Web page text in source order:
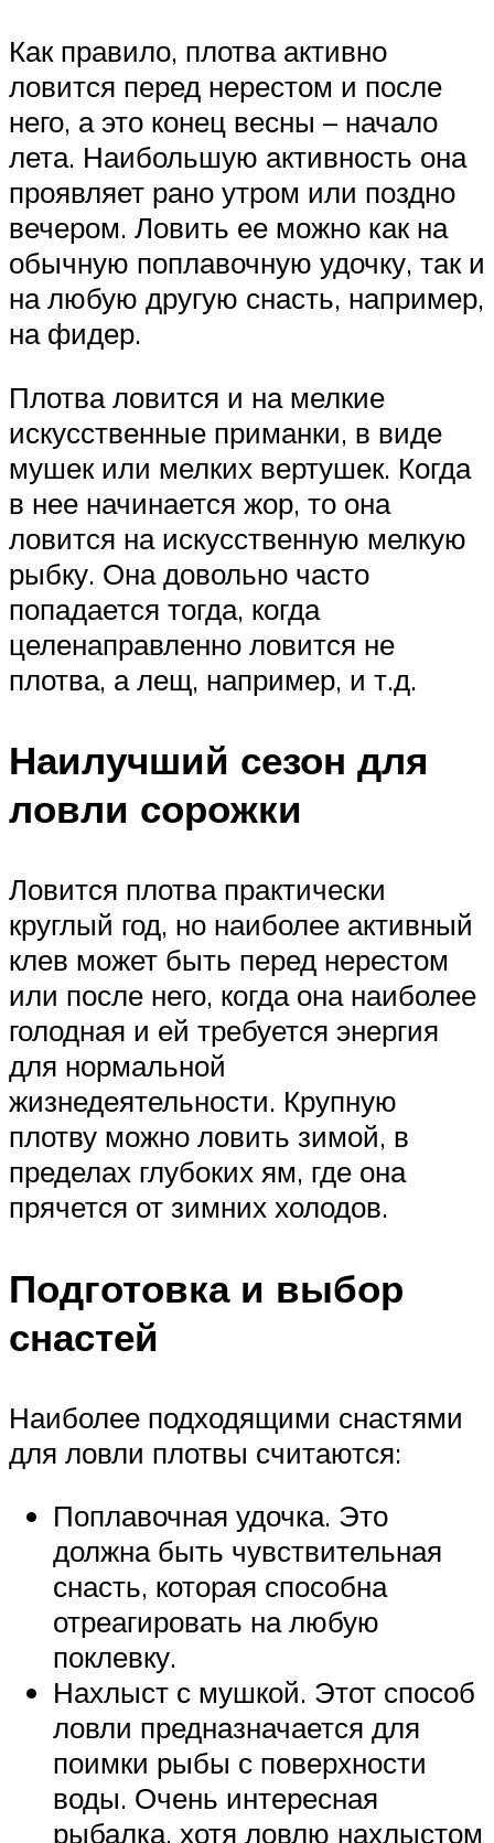
Как правило, плотва активно
ловится перед нерестом и после
него, а это конец весны – начало
лета. Наибольшую активность она
проявляет рано утром или поздно
вечером. Ловить ее можно как на
обычную поплавочную удочку, так и
на любую другую снасть, например,
на фидер.
Плотва ловится и на мелкие
искусственные приманки, в виде
мушек или мелких вертушек. Когда
в нее начинается жор, то она
ловится на искусственную мелкую
рыбку. Она довольно часто
попадается тогда, когда
целенаправленно ловится не
плотва, а лещ, например, и т.д.
Наилучший сезон для
ловли сорожки
Ловится плотва практически
круглый год, но наиболее активный
клев может быть перед нерестом
или после него, когда она наиболее
голодная и ей требуется энергия
для нормальной
жизнедеятельности. Крупную
плотву можно ловить зимой, в
пределах глубоких ям, где она
прячется от зимних холодов.
Подготовка и выбор
снастей
Наиболее подходящими снастями
для ловли плотвы считаются:
Поплавочная удочка. Это
должна быть чувствительная
снасть, которая способна
отреагировать на любую
поклевку.
Нахлыст с мушкой. Этот способ
ловли предназначается для
поимки рыбы с поверхности
воды. Очень интересная
рыбалка, хотя ловлю нахлыстом